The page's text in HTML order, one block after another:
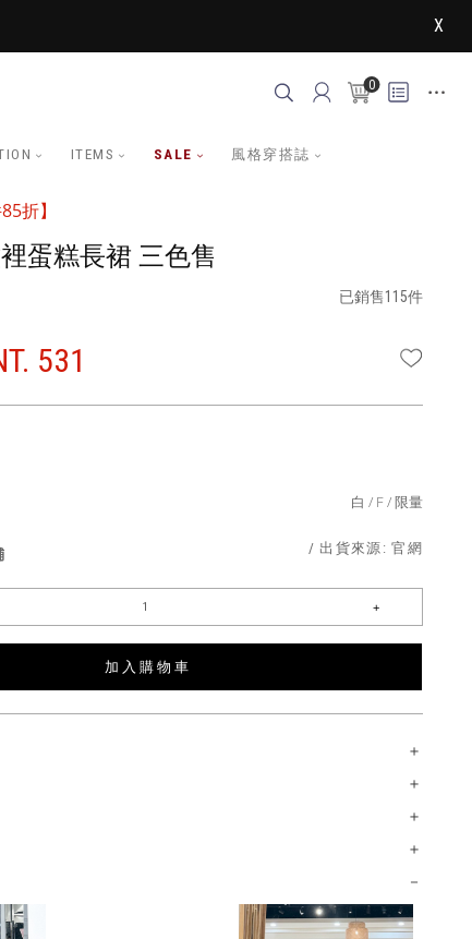
X
0
ITEMS SALE 風格穿搭誌
折】
蛋糕長裙 三色售
已銷售115件
531
白 F 限量
/ 出貨來源:官網
加 入 購 物 車